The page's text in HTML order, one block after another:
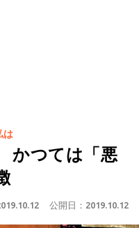
は
かつては「悪
公開日： 2019.10.12